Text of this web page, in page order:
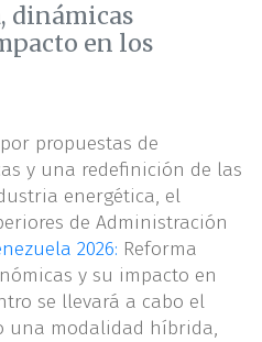
dinámicas
en los
propuestas de
y una redefinición de las
energética, el
de Administración
2026: Reforma
y su impacto en
se llevará a cabo el
una modalidad híbrida,